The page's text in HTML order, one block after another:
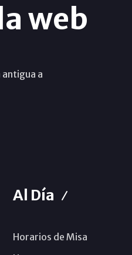
web
a
Al Día
Horarios de Misa